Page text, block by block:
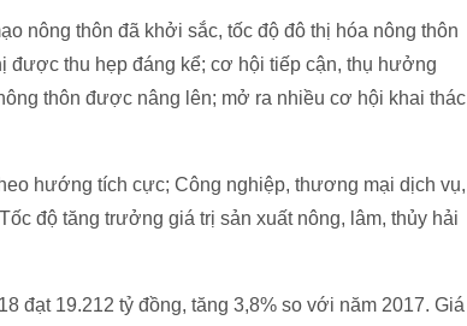
nông thôn đã khởi sắc, tốc độ đô thị hóa nông thôn
được thu hẹp đáng kể; cơ hội tiếp cận, thụ hưởng
thôn được nâng lên; mở ra nhiều cơ hội khai thác
hướng tích cực; Công nghiệp, thương mại dịch vụ,
độ tăng trưởng giá trị sản xuất nông, lâm, thủy hải
đạt 19.212 tỷ đồng, tăng 3,8% so với năm 2017. Giá